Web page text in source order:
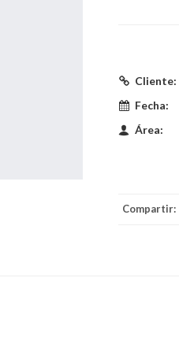
Cliente:
Fecha:
Área:
Compartir: